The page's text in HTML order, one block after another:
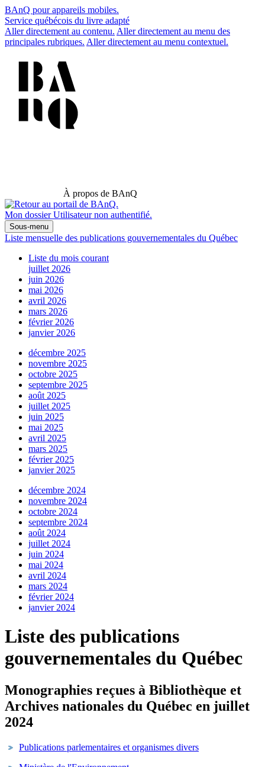
BAnQ pour appareils mobiles.
Service québécois du livre adapté
Aller directement au contenu. Aller directement au menu des
principales rubriques. Aller directement au menu contextuel.
À propos de BAnQ
Mon dossier Utilisateur non authentifié.
Sous-menu
Liste mensuelle des publications gouvernementales du Québec
Liste du mois courant
juillet 2026
juin 2026
mai 2026
avril 2026
mars 2026
février 2026
janvier 2026
décembre 2025
novembre 2025
octobre 2025
septembre 2025
août 2025
juillet 2025
juin 2025
mai 2025
avril 2025
mars 2025
février 2025
janvier 2025
décembre 2024
novembre 2024
octobre 2024
septembre 2024
août 2024
juillet 2024
juin 2024
mai 2024
avril 2024
mars 2024
février 2024
janvier 2024
Liste des publications
gouvernementales du Québec
Monographies reçues à Bibliothèque et
Archives nationales du Québec en juillet
2024
Publications parlementaires et organismes divers